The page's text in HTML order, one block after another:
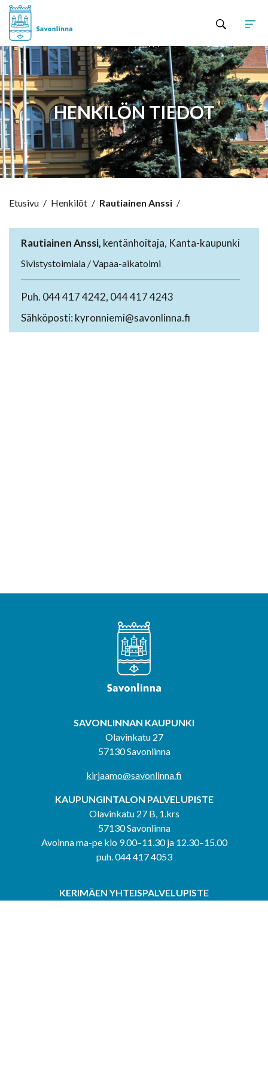
HENKILÖN TIEDOT
Etusivu / Henkilöt / Rautiainen Anssi /
Rautiainen Anssi, kentänhoitaja, Kanta-kaupunki
Sivistystoimiala / Vapaa-aikatoimi
Puh. 044 417 4242, 044 417 4243
Sähköposti: kyronniemi@savonlinna.fi
SAVONLINNAN KAUPUNKI
Olavinkatu 27
57130 Savonlinna
kirjaamo@savonlinna.fi
KAUPUNGINTALON PALVELUPISTE
Olavinkatu 27 B, 1.krs
57130 Savonlinna
Avoinna ma-pe klo 9.00–11.30 ja 12.30–15.00
puh. 044 417 4053
KERIMÄEN YHTEISPALVELUPISTE